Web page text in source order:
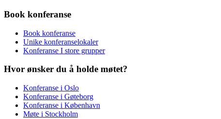
Book konferanse
Book konferanse
Unike konferanselokaler
Konferanse I store grupper
Hvor ønsker du å holde møtet?
Konferanse i Oslo
Konferanse i Gøteborg
Konferanse i København
Møte i Stockholm